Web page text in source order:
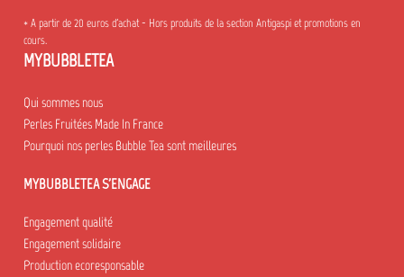
* A partir de 20 euros d'achat - Hors produits de la section Antigaspi et promotions en
cours.
MYBUBBLETEA
Qui sommes nous
Perles Fruitées Made In France
Pourquoi nos perles Bubble Tea sont meilleures
MYBUBBLETEA S'ENGAGE
Engagement qualité
Engagement solidaire
Production ecoresponsable